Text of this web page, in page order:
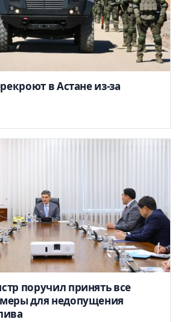
в Астане из-за
поручил принять все
для недопущения